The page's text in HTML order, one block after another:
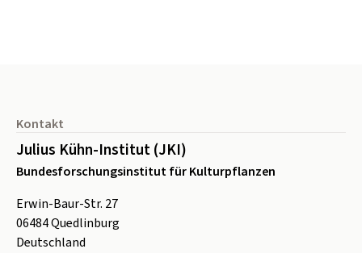
Kontakt
Julius Kühn-Institut (JKI)
Bundesforschungsinstitut für Kulturpflanzen
Erwin-Baur-Str. 27
06484Quedlinburg
Deutschland